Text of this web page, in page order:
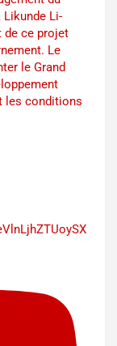
Likunde Li-
de ce projet
Le
le Grand
les conditions